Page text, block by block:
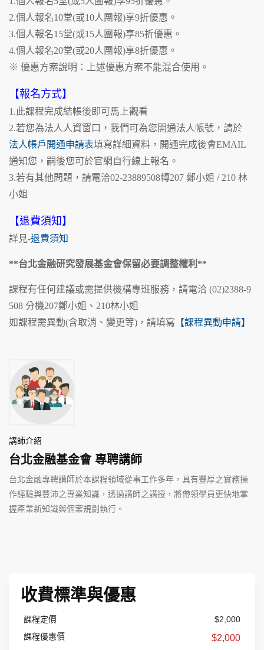
2.個人報名10堂(或10人團報)享9折優惠。
3.個人報名15堂(或15人團報)享85折優惠。
4.個人報名20堂(或20人團報)享8折優惠。
※ 優惠方案說明：上述優惠方案不能混合使用。
【報名方式】
1.此課程完成結帳後即可馬上觀看
2.若您為法人人資窗口，我們可為您開通法人帳號，請於
法人帳戶開通申請表填寫詳細資料，開通完成後會EMAIL
通知您，嗣後您可於官網自行線上報名。
3.若有其他問題，請電洽02-23889508轉207 鄭小姐 / 210 林
小姐
【退費須知】
詳見-退費須知
**台北金融研究發展基金會保留必要調整權利**
課程有任何建議或需提供機構專班服務，請電洽 (02)2388-9
508 分機207鄭小姐、210林小姐
如課程需異動(含取消、變更等)，請填寫 【課程異動申請】
講師介紹
台北金融基金會 專聘講師
台北金融專聘講師於本課程領域從事工作多年，具有豐厚之實務操
作經驗與豐沛之專業知識，透過講師之講授，將帶領學員更快地掌
握產業新知識與個案規劃執行。
收費標準與優惠
課程定價
$2,000
課程優惠價
$2,000